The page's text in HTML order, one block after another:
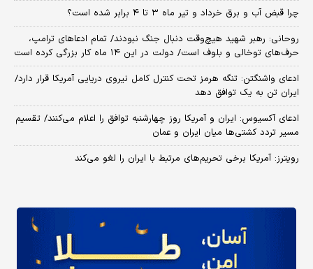
چرا قبض آب و برق خرداد و تیر ماه ۳ تا ۴ برابر شده است؟
روحانی: رهبر شهید هیچ‌وقت دنبال جنگ نبودند/ تمام ادعاهای ترامپ،
حرف‌های توخالی و بلوف است/ دولت در این ۱۴ ماه کار بزرگی کرده است
ادعای واشنگتن: تنگه هرمز تحت کنترل کامل نیروی دریایی آمریکا قرار دارد/
ایران تن به یک توافق دهد
ادعای آکسیوس: ایران و آمریکا روز چهارشنبه توافق را اعلام می‌کنند/ تقسیم
مسیر تردد کشتی‌ها میان ایران و عمان
رویترز: آمریکا برخی تحریم‌های مرتبط با ایران را لغو می‌کند